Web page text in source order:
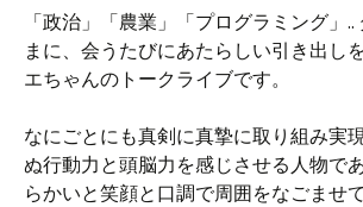
「政治」「農業」「プログラミング」..
まに、会うたびにあたらしい引き出し
エちゃんのトークライブです。
なにごとにも真剣に真摯に取り組み実
ぬ行動力と頭脳力を感じさせる人物で
らかいと笑顔と口調で周囲をなごませ